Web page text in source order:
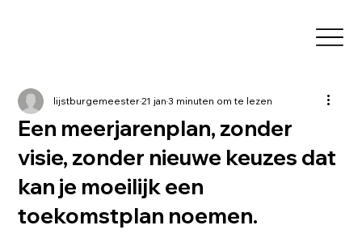
Een meerjarenplan, zonder
visie, zonder nieuwe keuzes dat
kan je moeilijk een
toekomstplan noemen.
lijstburgemeester21 jan3 minuten om te lezen